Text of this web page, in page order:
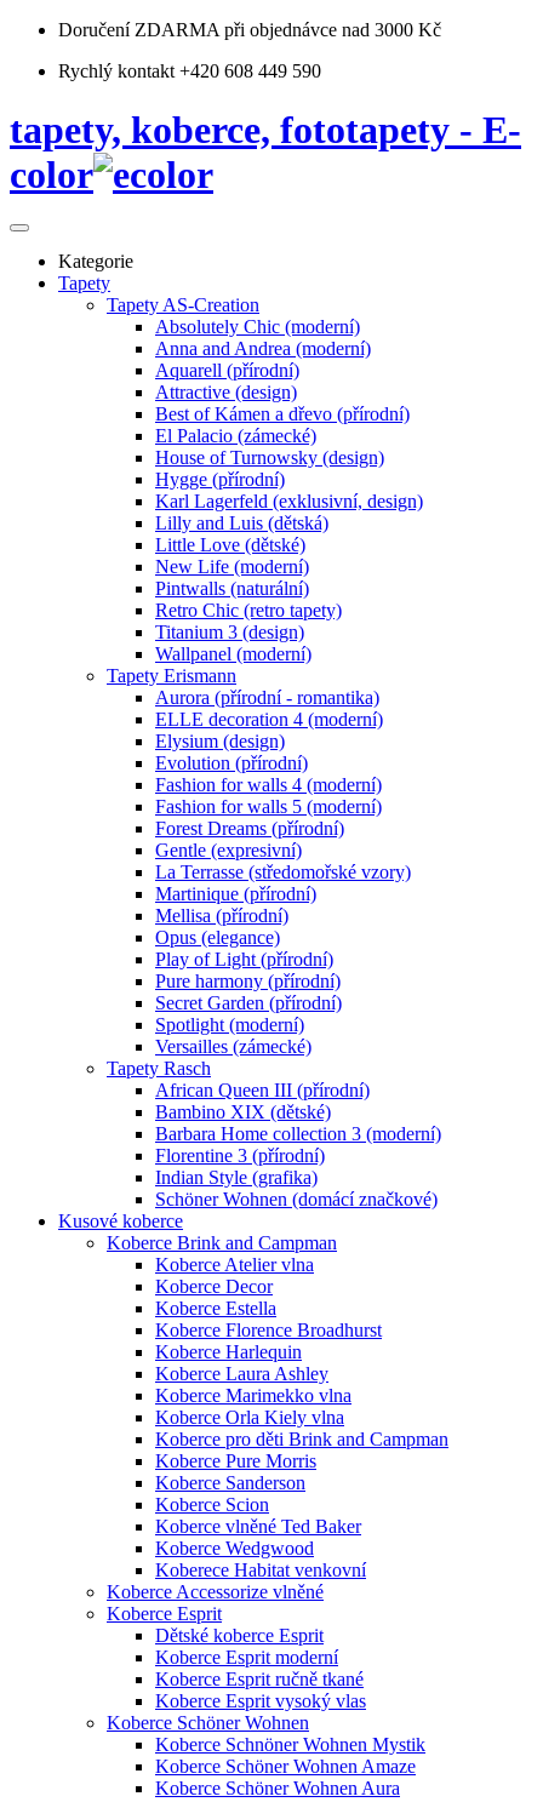
Doručení ZDARMA při objednávce nad 3000 Kč
Rychlý kontakt +420 608 449 590
tapety, koberce, fototapety - E-
color
Kategorie
Tapety
Tapety AS-Creation
Absolutely Chic (moderní)
Anna and Andrea (moderní)
Aquarell (přírodní)
Attractive (design)
Best of Kámen a dřevo (přírodní)
El Palacio (zámecké)
House of Turnowsky (design)
Hygge (přírodní)
Karl Lagerfeld (exklusivní, design)
Lilly and Luis (dětská)
Little Love (dětské)
New Life (moderní)
Pintwalls (naturální)
Retro Chic (retro tapety)
Titanium 3 (design)
Wallpanel (moderní)
Tapety Erismann
Aurora (přírodní - romantika)
ELLE decoration 4 (moderní)
Elysium (design)
Evolution (přírodní)
Fashion for walls 4 (moderní)
Fashion for walls 5 (moderní)
Forest Dreams (přírodní)
Gentle (expresivní)
La Terrasse (středomořské vzory)
Martinique (přírodní)
Mellisa (přírodní)
Opus (elegance)
Play of Light (přírodní)
Pure harmony (přírodní)
Secret Garden (přírodní)
Spotlight (moderní)
Versailles (zámecké)
Tapety Rasch
African Queen III (přírodní)
Bambino XIX (dětské)
Barbara Home collection 3 (moderní)
Florentine 3 (přírodní)
Indian Style (grafika)
Schöner Wohnen (domácí značkové)
Kusové koberce
Koberce Brink and Campman
Koberce Atelier vlna
Koberce Decor
Koberce Estella
Koberce Florence Broadhurst
Koberce Harlequin
Koberce Laura Ashley
Koberce Marimekko vlna
Koberce Orla Kiely vlna
Koberce pro děti Brink and Campman
Koberce Pure Morris
Koberce Sanderson
Koberce Scion
Koberce vlněné Ted Baker
Koberce Wedgwood
Koberece Habitat venkovní
Koberce Accessorize vlněné
Koberce Esprit
Dětské koberce Esprit
Koberce Esprit moderní
Koberce Esprit ručně tkané
Koberce Esprit vysoký vlas
Koberce Schöner Wohnen
Koberce Schnöner Wohnen Mystik
Koberce Schöner Wohnen Amaze
Koberce Schöner Wohnen Aura